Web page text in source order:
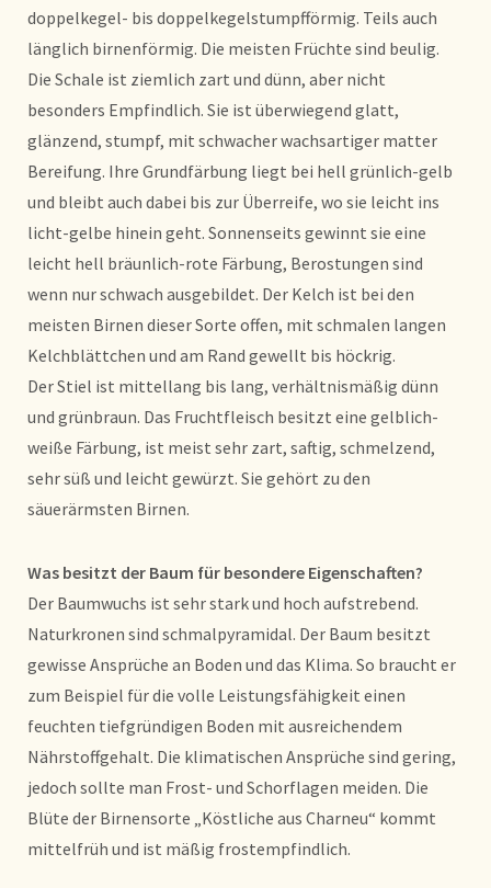
doppelkegel- bis doppelkegelstumpfförmig. Teils auch
länglich birnenförmig. Die meisten Früchte sind beulig.
Die Schale ist ziemlich zart und dünn, aber nicht
besonders Empfindlich. Sie ist überwiegend glatt,
glänzend, stumpf, mit schwacher wachsartiger matter
Bereifung. Ihre Grundfärbung liegt bei hell grünlich-gelb
und bleibt auch dabei bis zur Überreife, wo sie leicht ins
licht-gelbe hinein geht. Sonnenseits gewinnt sie eine
leicht hell bräunlich-rote Färbung, Berostungen sind
wenn nur schwach ausgebildet. Der Kelch ist bei den
meisten Birnen dieser Sorte offen, mit schmalen langen
Kelchblättchen und am Rand gewellt bis höckrig.
Der Stiel ist mittellang bis lang, verhältnismäßig dünn
und grünbraun. Das Fruchtfleisch besitzt eine gelblich-
weiße Färbung, ist meist sehr zart, saftig, schmelzend,
sehr süß und leicht gewürzt. Sie gehört zu den
säuerärmsten Birnen.
Was besitzt der Baum für besondere Eigenschaften?
Der Baumwuchs ist sehr stark und hoch aufstrebend.
Naturkronen sind schmalpyramidal. Der Baum besitzt
gewisse Ansprüche an Boden und das Klima. So braucht er
zum Beispiel für die volle Leistungsfähigkeit einen
feuchten tiefgründigen Boden mit ausreichendem
Nährstoffgehalt. Die klimatischen Ansprüche sind gering,
jedoch sollte man Frost- und Schorflagen meiden. Die
Blüte der Birnensorte „Köstliche aus Charneu“ kommt
mittelfrüh und ist mäßig frostempfindlich.